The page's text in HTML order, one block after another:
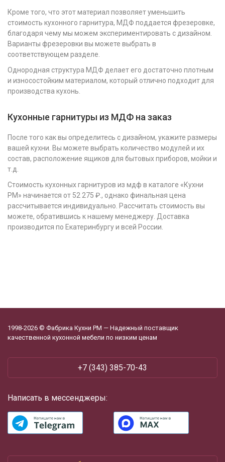
Кроме того, что этот материал позволяет уменьшить
стоимость кухонного гарнитура, МДФ поддается фрезеровке,
благодаря чему мы можем экспериментировать с дизайном.
Варианты фрезеровки вы можете выбрать в
соответствующем разделе.
Однородная структура МДФ делает его достаточно плотным
и износостойким материалом, который отлично подходит для
производства кухонь.
Кухонные гарнитуры из МДФ на заказ
После того как вы определитесь с дизайном, укажите размеры
вашей кухни. Вы можете выбрать количество модулей и их
состав, расположение ящиков для бытовых приборов, мойки и
т.д.
Стоимость кухонных гарнитуров из мдф в каталоге «Кухни
РМ» начинается от 52 275 ₽., однако финальная цена
рассчитывается индивидуально. Рассчитать стоимость вы
можете, обратившись к нашему менеджеру. Доставка
производится по Екатеринбургу и всей России.
1998-2026 © Фабрика Кухни РМ — Надежный поставщик
качественной кухонной мебели по низким ценам
+7 (343) 385-70-43
Написать в мессенджеры: